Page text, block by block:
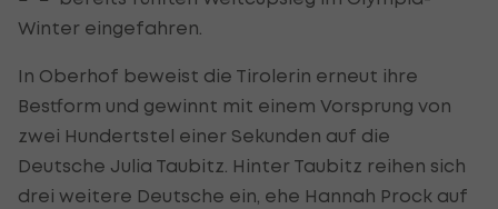
Winter eingefahren.
In Oberhof beweist die Tirolerin erneut ihre
Bestform und gewinnt mit einem Vorsprung von
zwei Hundertstel einer Sekunden auf die
Deutsche Julia Taubitz. Hinter Taubitz reihen sich
drei weitere Deutsche ein, ehe Hannah Prock auf